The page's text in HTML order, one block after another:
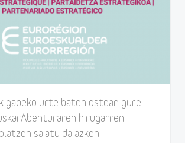
gabeko urte baten ostean gure
hirugarren
saiatu da azken